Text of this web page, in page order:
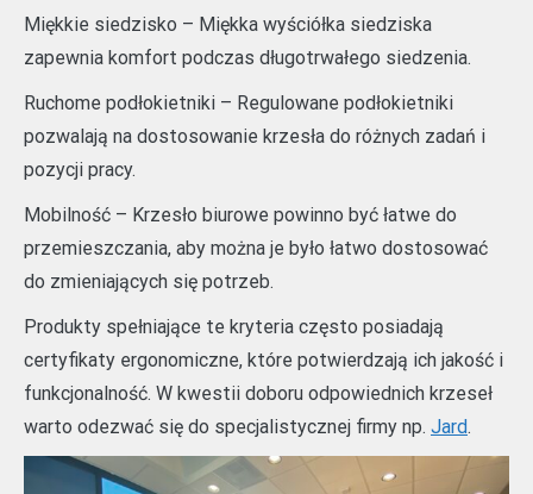
Miękkie siedzisko – Miękka wyściółka siedziska
zapewnia komfort podczas długotrwałego siedzenia.
Ruchome podłokietniki – Regulowane podłokietniki
pozwalają na dostosowanie krzesła do różnych zadań i
pozycji pracy.
Mobilność – Krzesło biurowe powinno być łatwe do
przemieszczania, aby można je było łatwo dostosować
do zmieniających się potrzeb.
Produkty spełniające te kryteria często posiadają
certyfikaty ergonomiczne, które potwierdzają ich jakość i
funkcjonalność. W kwestii doboru odpowiednich krzeseł
warto odezwać się do specjalistycznej firmy np. Jard.